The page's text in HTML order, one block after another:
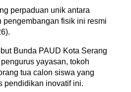
perpaduan unik antara
pengembangan fisik ini resmi
Bunda PAUD Kota Serang
yayasan, tokoh
tua calon siswa yang
pendidikan inovatif ini.‎‎